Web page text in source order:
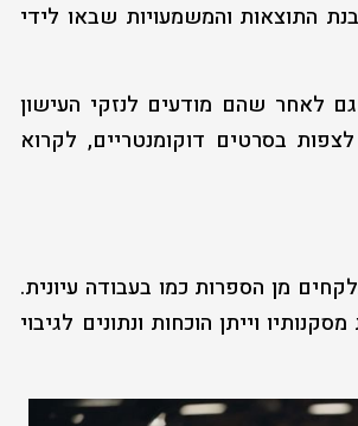
התוצאות והמשמעויות שבאו לידי
לאחר שהם מודעים לנזקי העישון
בסרטים דוקומנטריים, לקרוא
מן הספרות כמו בעבודה עיונית.
וייתן הוכחות ונתונים לגיבוי